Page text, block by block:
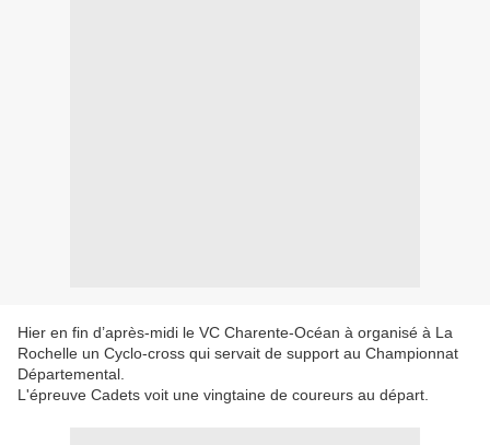
Hier en fin d’après-midi le VC Charente-Océan à organisé à La
Rochelle un Cyclo-cross qui servait de support au Championnat
Départemental.
L'épreuve Cadets voit une vingtaine de coureurs au départ.